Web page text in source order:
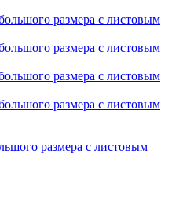
размера с листовым